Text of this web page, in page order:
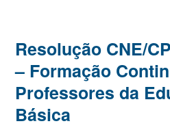
Resolução CNE/
– Formação
Professores da
Básica